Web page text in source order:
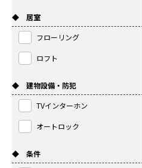
◆ 居室
フローリング
ロフト
◆ 建物設備・防犯
TVインターホン
オートロック
◆ 条件